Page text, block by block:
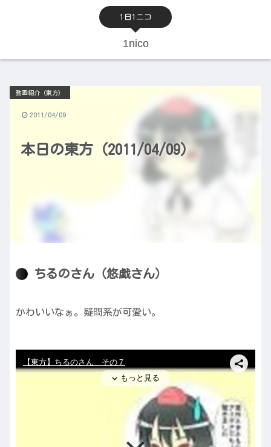
1日1ニコ
1nico
本日の東方（2011/04/09）
動画紹介（東方）
2011/04/09
ちるのさん（悠戯さん）
かわいいなぁ。疑問系が可愛い。